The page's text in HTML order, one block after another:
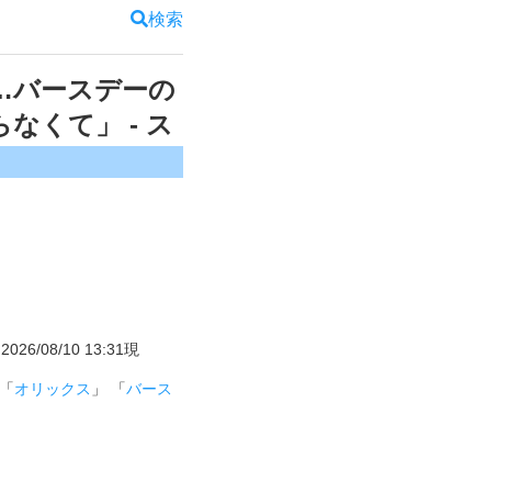
検索
バースデーの
なくて」 - ス
08/10 13:31現
オリックス 」 「バース